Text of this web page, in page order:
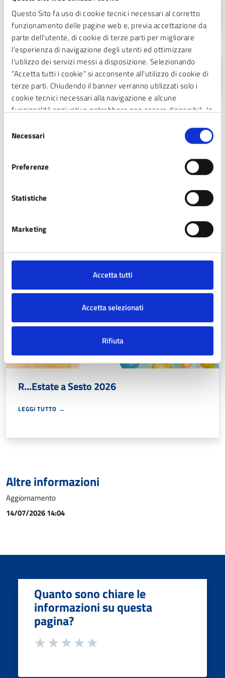
Questo Sito fa uso di cookie tecnici necessari al corretto
funzionamento delle pagine web e, previa accettazione da
parte dell'utente, di cookie di terze parti per migliorare
l'esperienza di navigazione degli utenti ed ottimizzare
l'utilizzo dei servizi messi a disposizione. Selezionando
“Accetta tutti i cookie” si acconsente all'utilizzo di cookie di
terze parti. Chiudendo il banner verranno utilizzati solo i
cookie tecnici necessari alla navigazione e alcune
funzionalità aggiuntive potrebbero non essere disponibili. In
che contribuiscono a rendere fruibile il sito web abilitando
funzionalità di base quali la navigazione sulle pagine e
l’accesso alle aree protette del sito. Il sito web non è in
grado di funzionare correttamente senza questi cookie
delNecessari
Preferenze
Statistiche
Marketing
Accetta tutti
Accetta selezionati
Rifiuta
LUG
2026
21:00 - Inizio evento
09
LUG
2026
23:00 - Fine evento
Fa parte di
R...Estate a Sesto 2026
LEGGI TUTTO →
Altre informazioni
Aggiornamento
14/07/2026 14:04
Quanto sono chiare le
informazioni su questa
pagina?